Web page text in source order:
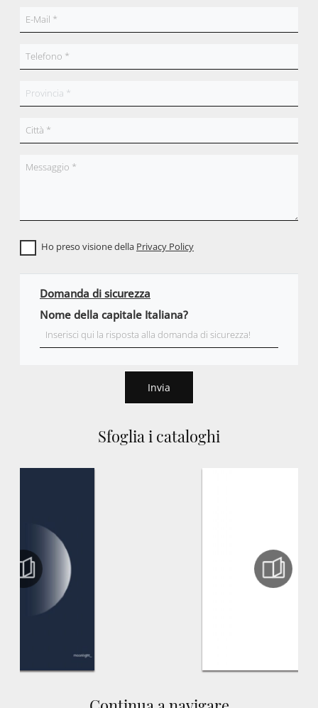
Sfoglia i cataloghi
Ho preso visione della Privacy Policy
Domanda di sicurezza
Nome della capitale Italiana?
Invia